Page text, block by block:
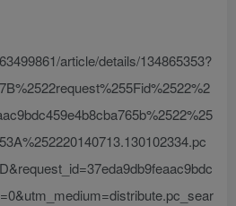
article/details/134865353?